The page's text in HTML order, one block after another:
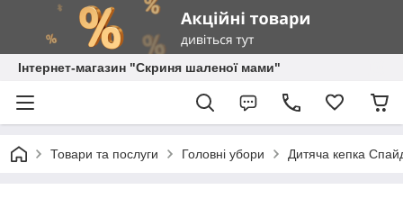
Інтернет-магазин "Скриня шаленої мами"
Товари та послуги Головні убори Дитяча кепка